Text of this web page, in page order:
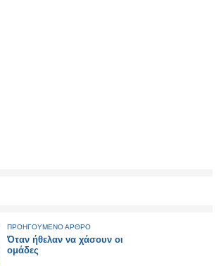
ΠΡΟΗΓΟΥΜΕΝΟ ΑΡΘΡΟ
Όταν ήθελαν να χάσουν οι
ομάδες